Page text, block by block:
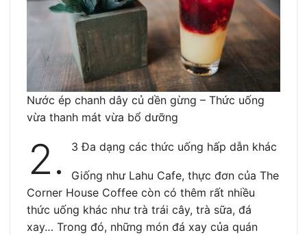
Nước ép chanh dây củ dền gừng – Thức uống
vừa thanh mát vừa bổ dưỡng
2. 3 Đa dạng các thức uống hấp dẫn khác
Giống như Lahu Cafe, thực đơn của The
Corner House Coffee còn có thêm rất nhiều
thức uống khác như trà trái cây, trà sữa, đá
xay… Trong đó, những món đá xay của quán